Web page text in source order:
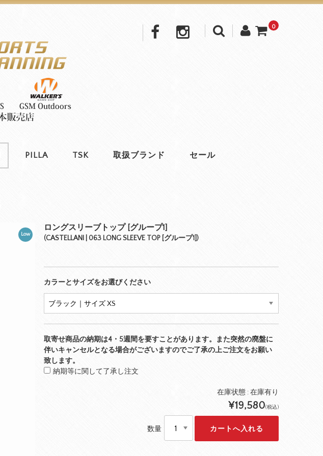
0
PILLA TSK 取扱ブランド セール
Low
ロングスリーブトップ [グループ1]
(CASTELLANI | 063 LONG SLEEVE TOP [グループ1])
カラーとサイズをお選びください
取寄せ商品の納期は4・5週間を要すことがあります。また突然の廃盤に
伴いキャンセルとなる場合がございますのでご了承の上ご注文をお願い
致します。
納期等に関して了承し注文
在庫状態 :在庫有り
¥19,580(税込)
数量